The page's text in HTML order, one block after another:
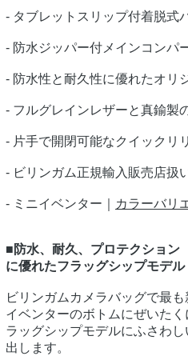
- タブレットスリップ付着脱式
- 防水ジッパー付メインコンパ
- 防水性と耐久性に優れたオリ
- フルグレインレザーと真鍮製
- 片手で開閉可能なクイックリ
- ビリンガム正規輸入販売店扱
- ミニイベンター｜ カラーバリ
■防水、耐久、プロテクション
に優れたフラッグシップモデル
ビリンガムカメラバッグで最
イベンターのボトムにぜいた
ラッグシップモデルにふさわ
出します。